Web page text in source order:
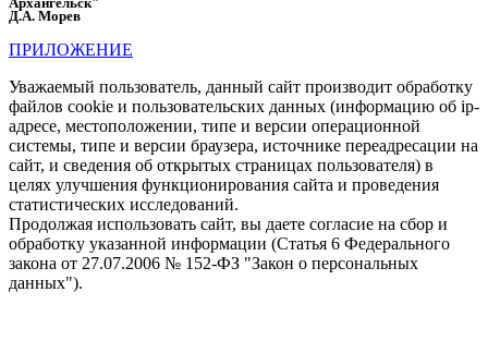
Д.А. Морев
ПРИЛОЖЕНИЕ
Уважаемый пользователь, данный сайт производит обработку
файлов cookie и пользовательских данных (информацию об ip-
адресе, местоположении, типе и версии операционной
системы, типе и версии браузера, источнике переадресации на
сайт, и сведения об открытых страницах пользователя) в
целях улучшения функционирования сайта и проведения
статистических исследований.
Продолжая использовать сайт, вы даете согласие на сбор и
обработку указанной информации (Статья 6 Федерального
закона от 27.07.2006 № 152-ФЗ "Закон о персональных
данных").